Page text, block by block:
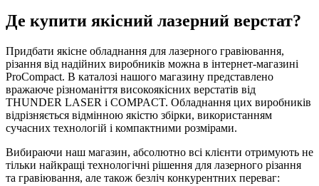
Де купити якісний лазерний верстат?
Придбати якісне обладнання для лазерного гравіювання,
різання від надійних виробників можна в інтернет-магазині
ProCompact. В каталозі нашого магазину представлено
вражаюче різноманіття високоякісних верстатів від
THUNDER LASER і COMPACT. Обладнання цих виробників
відрізняється відмінною якістю збірки, використанням
сучасних технологій і компактними розмірами.
Вибираючи наш магазин, абсолютно всі клієнти отримують не
тільки найкращі технологічні рішення для лазерного різання
та гравіювання, але також безліч конкурентних переваг: